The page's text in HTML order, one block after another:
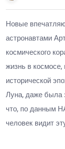
Новые
астронавтами
космического
жизнь в космосе,
исторической
Луна, даже была
что, по данным
человек видит